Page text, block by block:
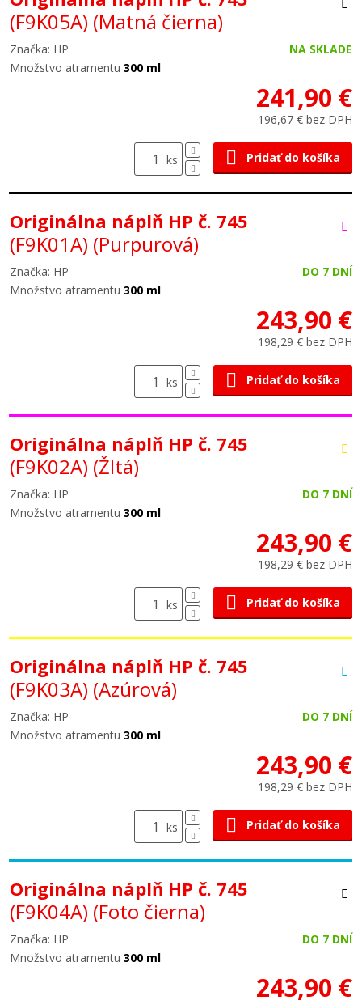
(F9K05A) (Matná čierna)
Značka: HP
NA SKLADE
Množstvo atramentu 300 ml
241,90 €
196,67 € bez DPH
ks Pridať do košíka
Originálna náplň HP č. 745
(F9K01A) (Purpurová)
Značka: HP
DO 7 DNÍ
Množstvo atramentu 300 ml
243,90 €
198,29 € bez DPH
ks Pridať do košíka
Originálna náplň HP č. 745
(F9K02A) (Žltá)
Značka: HP
DO 7 DNÍ
Množstvo atramentu 300 ml
243,90 €
198,29 € bez DPH
ks Pridať do košíka
Originálna náplň HP č. 745
(F9K03A) (Azúrová)
Značka: HP
DO 7 DNÍ
Množstvo atramentu 300 ml
243,90 €
198,29 € bez DPH
ks Pridať do košíka
Originálna náplň HP č. 745
(F9K04A) (Foto čierna)
Značka: HP
DO 7 DNÍ
Množstvo atramentu 300 ml
243,90 €